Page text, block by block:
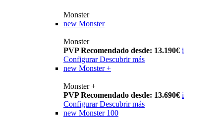
Monster
new Monster
Monster
PVP Recomendado desde: 13.190€ i
Configurar Descubrir más
new Monster +
Monster +
PVP Recomendado desde: 13.690€ i
Configurar Descubrir más
new Monster 100